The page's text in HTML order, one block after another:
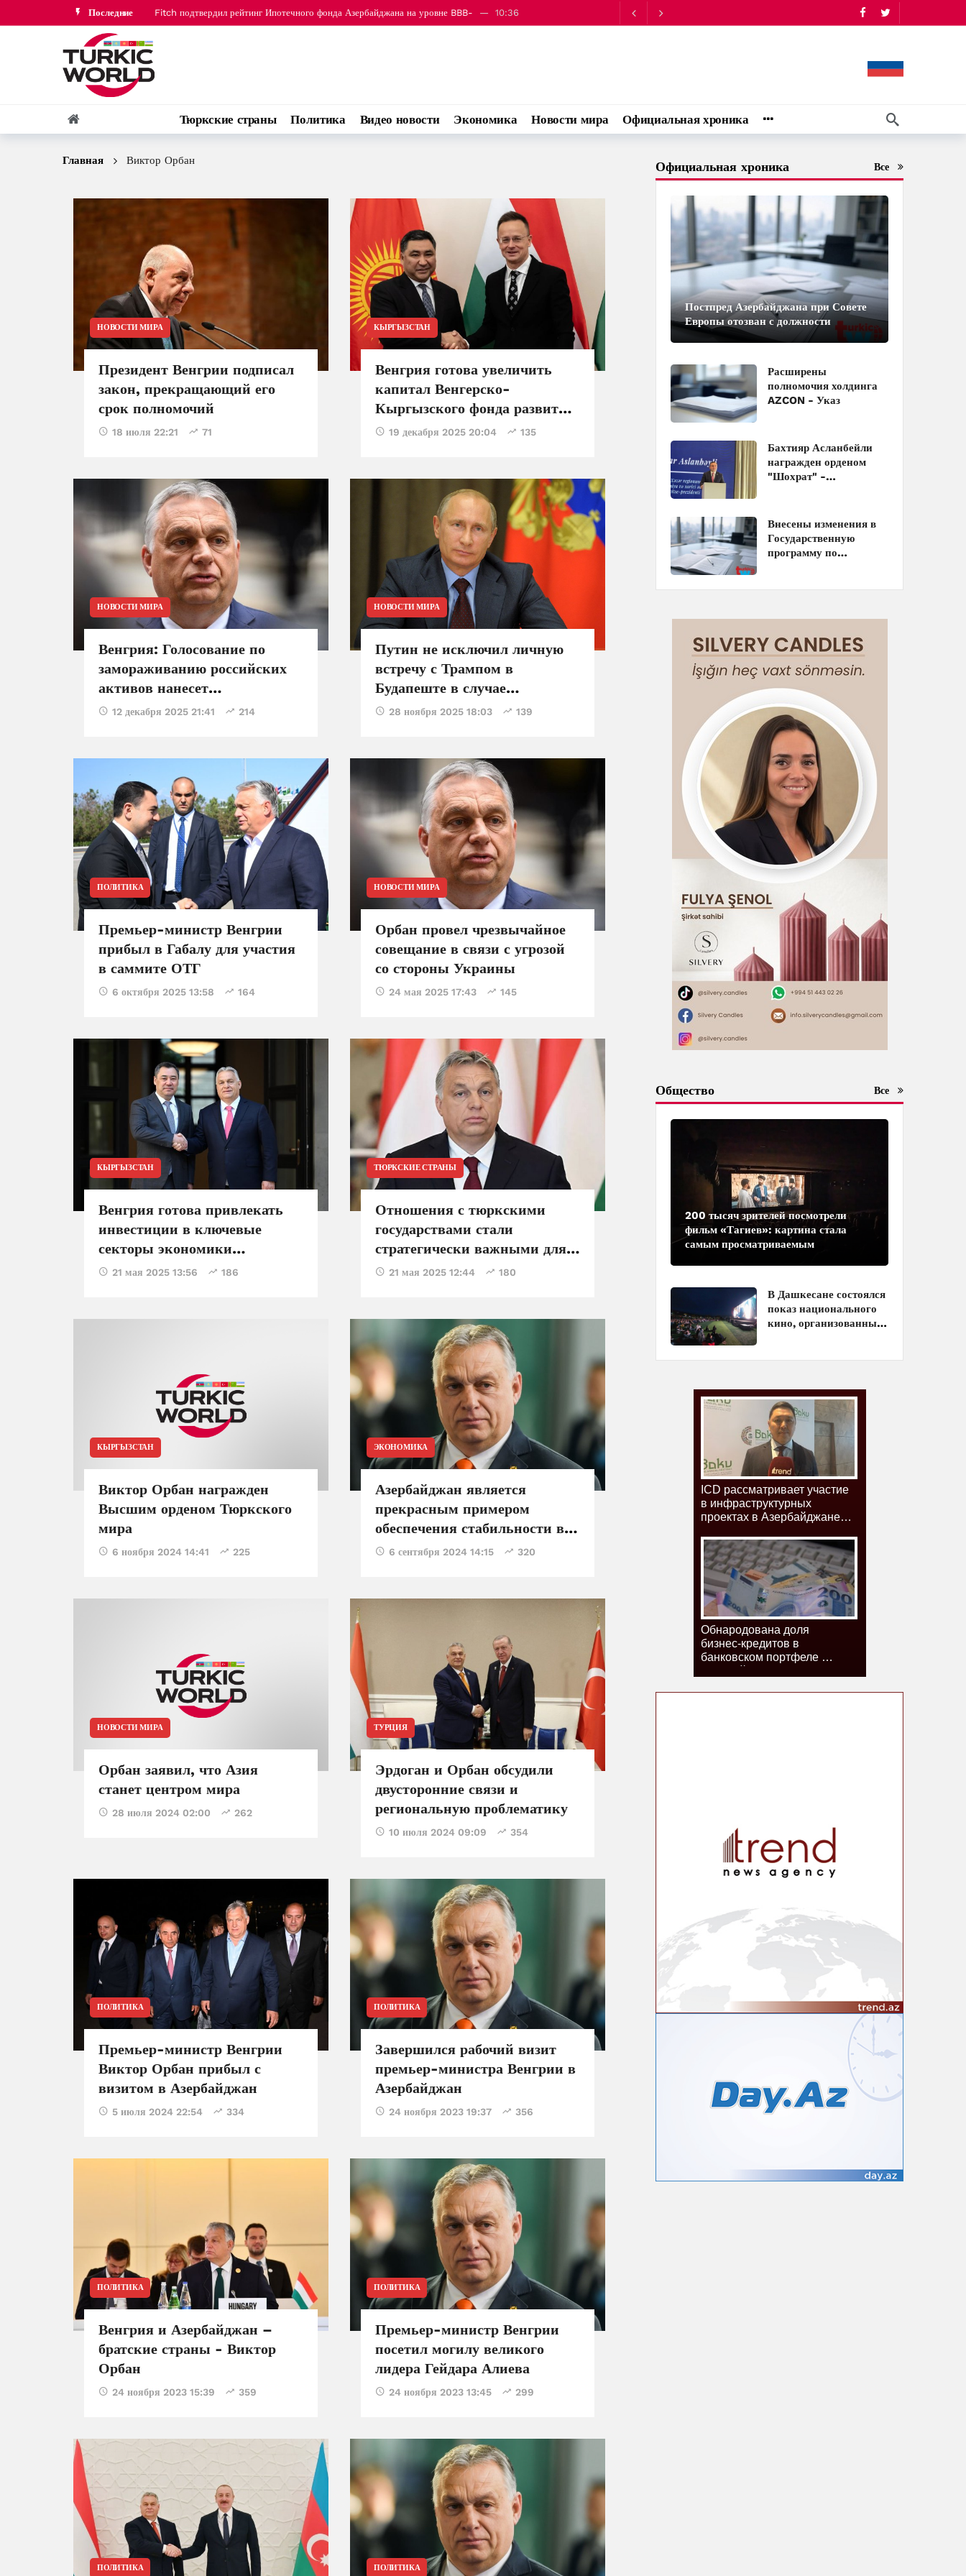
Последние Кыргызстан призвал ЕАЭС усилить мониторинг аграрных рынков на фоне роста инфляции
Кыргызстан призвал ЕАЭС усилить мониторинг аграрных рынков на фоне роста инфляции 10:42
Тюркские страны Политика Видео новости Экономика Новости мира Официальная хроника
Главная Виктор Орбан
НОВОСТИ МИРА
Президент Венгрии подписал
закон, прекращающий его
срок полномочий
18 июля 22:21 71
КЫРГЫЗСТАН
Венгрия готова увеличить
капитал Венгерско-
Кыргызского фонда развития
до $45 млн
19 декабря 2025 20:04 135
НОВОСТИ МИРА
Венгрия: Голосование по
замораживанию российских
активов нанесет
непоправимый ущерб ЕС
12 декабря 2025 21:41 214
НОВОСТИ МИРА
Путин не исключил личную
встречу с Трампом в
Будапеште в случае
достижения договоренностей
28 ноября 2025 18:03 139
ПОЛИТИКА
Премьер-министр Венгрии
прибыл в Габалу для участия
в саммите ОТГ
6 октября 2025 13:58 164
НОВОСТИ МИРА
Орбан провел чрезвычайное
совещание в связи с угрозой
со стороны Украины
24 мая 2025 17:43 145
КЫРГЫЗСТАН
Венгрия готова привлекать
инвестиции в ключевые
секторы экономики
Кыргызстана - Орбан
21 мая 2025 13:56 186
ТЮРКСКИЕ СТРАНЫ
Отношения с тюркскими
государствами стали
стратегически важными для
Венгрии - Виктор Орбан
21 мая 2025 12:44 180
КЫРГЫЗСТАН
Виктор Орбан награжден
Высшим орденом Тюркского
мира
6 ноября 2024 14:41 225
ЭКОНОМИКА
Азербайджан является
прекрасным примером
обеспечения стабильности в
регионе - Виктор Орбан
6 сентября 2024 14:15 320
НОВОСТИ МИРА
Орбан заявил, что Азия
станет центром мира
28 июля 2024 02:00 262
ТУРЦИЯ
Эрдоган и Орбан обсудили
двусторонние связи и
региональную проблематику
10 июля 2024 09:09 354
ПОЛИТИКА
Премьер-министр Венгрии
Виктор Орбан прибыл с
визитом в Азербайджан
5 июля 2024 22:54 334
ПОЛИТИКА
Завершился рабочий визит
премьер-министра Венгрии в
Азербайджан
24 ноября 2023 19:37 356
ПОЛИТИКА
Венгрия и Азербайджан –
братские страны - Виктор
Орбан
24 ноября 2023 15:39 359
ПОЛИТИКА
Премьер-министр Венгрии
посетил могилу великого
лидера Гейдара Алиева
24 ноября 2023 13:45 299
ПОЛИТИКА ПОЛИТИКА
Официальная хроника Все
Постпред Азербайджана при Совете
Европы отозван с должности
Расширены
полномочия холдинга
AZCON - Указ
Бахтияр Асланбейли
награжден орденом
"Шохрат" -
Внесены изменения в
Государственную
программу по
Общество Все
200 тысяч зрителей посмотрели
фильм «Тагиев»: картина стала
самым просматриваемым
В Дашкесане состоялся
показ национального
кино, организованный